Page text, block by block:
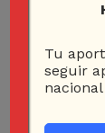
Tu
seguir